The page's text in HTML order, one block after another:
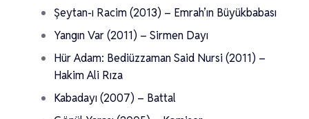
Şeytan-ı Racim (2013) – Emrah’ın Büyükbabası
Yangın Var (2011) – Sirmen Dayı
Hür Adam: Bediüzzaman Said Nursi (2011) –
Hakim Ali Rıza
Kabadayı (2007) – Battal